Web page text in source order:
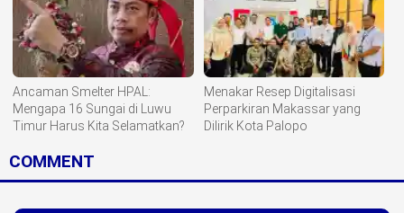
Ancaman Smelter HPAL:
Mengapa 16 Sungai di Luwu
Timur Harus Kita Selamatkan?
Menakar Resep Digitalisasi
Perparkiran Makassar yang
Dilirik Kota Palopo
COMMENT